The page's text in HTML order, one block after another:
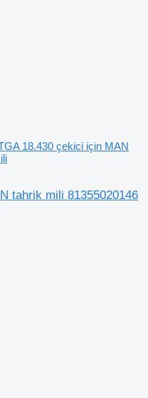
18.430 çekici için MAN
tahrik mili 81355020146